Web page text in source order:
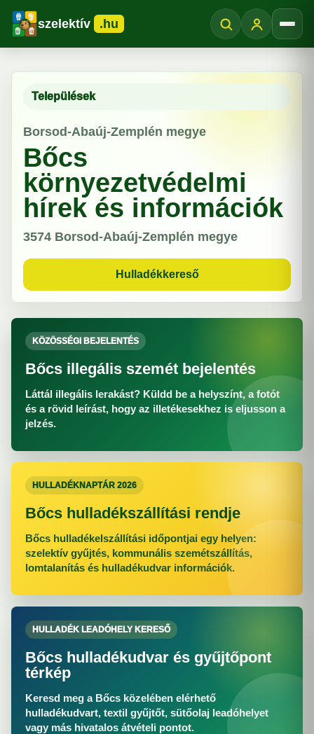
szelektív .hu
Települések
Borsod-Abaúj-Zemplén megye
Bőcs
környezetvédelmi
hírek és információk
3574 Borsod-Abaúj-Zemplén megye
Hulladékkereső
KÖZÖSSÉGI BEJELENTÉS
Bőcs illegális szemét bejelentés
Láttál illegális lerakást? Küldd be a helyszínt, a fotót
és a rövid leírást, hogy az illetékesekhez is eljusson a
jelzés.
HULLADÉKNAPTÁR 2026
Bőcs hulladékszállítási rendje
Bőcs hulladékelszállítási időpontjai egy helyen:
szelektív gyűjtés, kommunális szemétszállítás,
lomtalanítás és hulladékudvar információk.
HULLADÉK LEADÓHELY KERESŐ
Bőcs hulladékudvar és gyűjtőpont
térkép
Keresd meg a Bőcs közelében elérhető
hulladékudvart, textil gyűjtőt, sütőolaj leadóhelyet
vagy más hivatalos átvételi pontot.